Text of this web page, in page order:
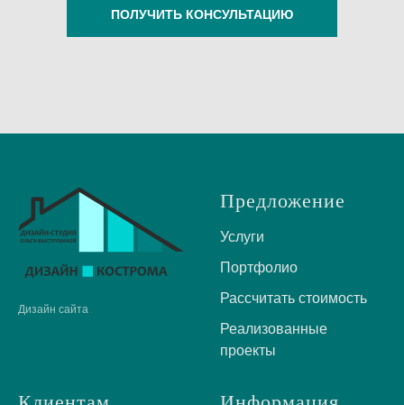
ПОЛУЧИТЬ КОНСУЛЬТАЦИЮ
Дизайн сайта
Предложение
Услуги
Портфолио
Рассчитать стоимость
Реализованные
проекты